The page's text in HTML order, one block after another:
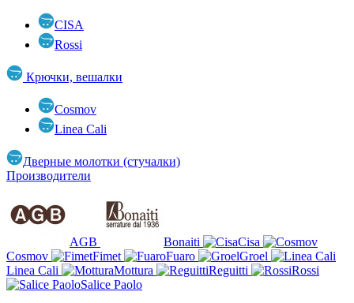
CISA
Rossi
Крючки, вешалки
Cosmov
Linea Cali
Дверные молотки (стучалки)
Производители
AGB Bonaiti
Cisa
Cosmov
Fimet Fuaro
Groel
Linea Cali
Mottura Reguitti
Rossi
Salice Paolo